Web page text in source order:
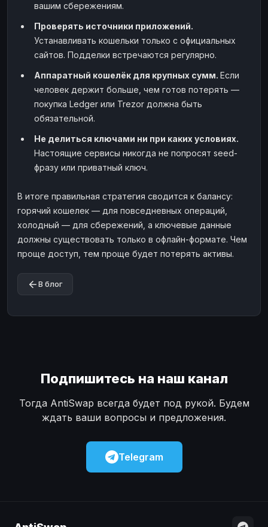
вашим сбережениям.
Проверять источники приложений.
Устанавливать кошельки только с официальных
сайтов. Подделки встречаются регулярно.
Аппаратный кошелёк для крупных сумм. Если
человек держит больше, чем готов потерять —
покупка Ledger или Trezor должна быть
обязательной.
Не делиться ключами ни при каких условиях.
Настоящие сервисы никогда не попросят seed-
фразу или приватный ключ.
В итоге правильная стратегия сводится к балансу:
горячий кошелек — для повседневных операций,
холодный — для сбережений, а ключевые данные
должны существовать только в офлайн-формате. Чем
проще доступ, тем проще будет потерять активы.
В блог
Подпишитесь на наш канал
Тогда AntiSwap всегда будет под рукой. Будем
ждать ваши вопросы и предложения.
Telegram